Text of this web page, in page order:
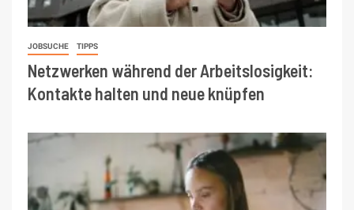
JOBSUCHE TIPPS
Netzwerken während der Arbeitslosigkeit:
Kontakte halten und neue knüpfen